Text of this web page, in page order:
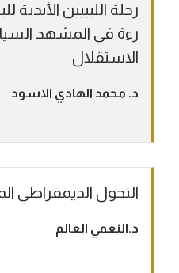
رحلة الليبيين
رءة في المشهد
الاستقلال
د. محمد الهادي الاسود
التحول الديمقراطي
د.النعمي العالم